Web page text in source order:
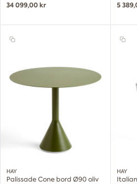
34 099,00 kr 5
HAY
Palissade Cone bord Ø90 oliv
HAY